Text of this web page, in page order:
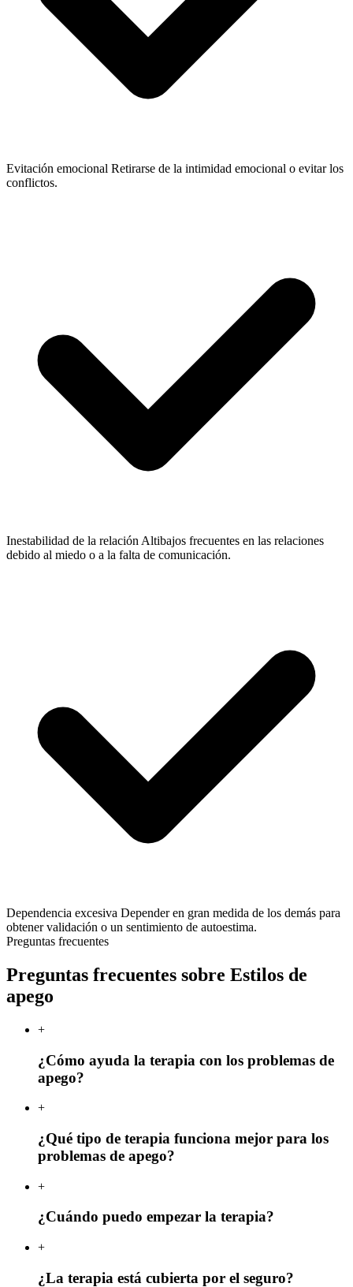
Evitación emocional Retirarse de la intimidad emocional o evitar los
conflictos.
Inestabilidad de la relación Altibajos frecuentes en las relaciones
debido al miedo o a la falta de comunicación.
Dependencia excesiva Depender en gran medida de los demás para
obtener validación o un sentimiento de autoestima.
Preguntas frecuentes
Preguntas frecuentes sobre Estilos de
apego
+
¿Cómo ayuda la terapia con los problemas de
apego?
+
¿Qué tipo de terapia funciona mejor para los
problemas de apego?
+
¿Cuándo puedo empezar la terapia?
+
¿La terapia está cubierta por el seguro?